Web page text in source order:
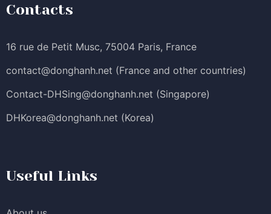
Contacts
16 rue de Petit Musc, 75004 Paris, France
contact@donghanh.net (France and other countries)
Contact-DHSing@donghanh.net (Singapore)
DHKorea@donghanh.net (Korea)
Useful Links